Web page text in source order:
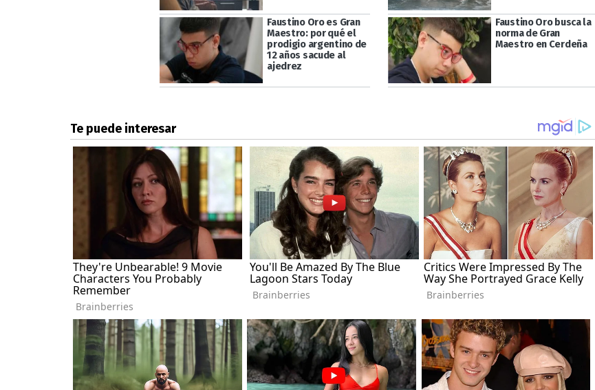
Faustino Oro es Gran
Maestro: por qué el
prodigio argentino de
12 años sacude al
ajedrez
Faustino Oro busca la
norma de Gran
Maestro en Cerdeña